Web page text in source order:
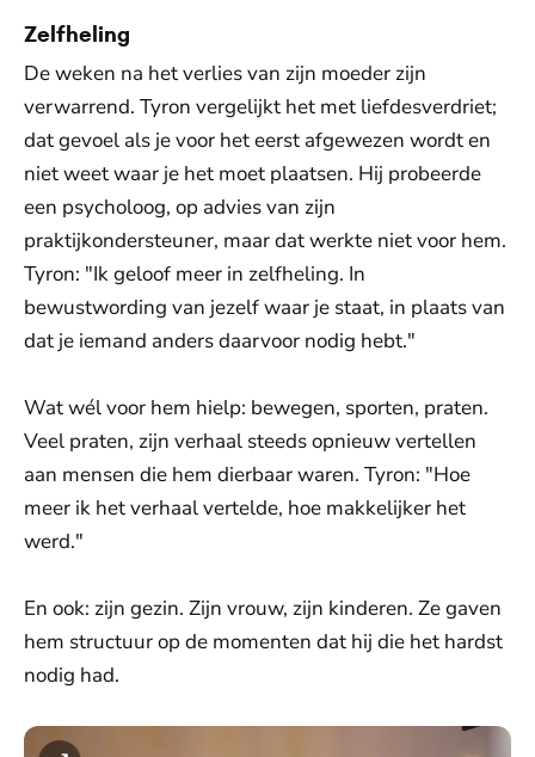
Zelfheling
De weken na het verlies van zijn moeder zijn
verwarrend. Tyron vergelijkt het met liefdesverdriet;
dat gevoel als je voor het eerst afgewezen wordt en
niet weet waar je het moet plaatsen. Hij probeerde
een psycholoog, op advies van zijn
praktijkondersteuner, maar dat werkte niet voor hem.
Tyron: "Ik geloof meer in zelfheling. In
bewustwording van jezelf waar je staat, in plaats van
dat je iemand anders daarvoor nodig hebt."
Wat wél voor hem hielp: bewegen, sporten, praten.
Veel praten, zijn verhaal steeds opnieuw vertellen
aan mensen die hem dierbaar waren. Tyron: "Hoe
meer ik het verhaal vertelde, hoe makkelijker het
werd."
En ook: zijn gezin. Zijn vrouw, zijn kinderen. Ze gaven
hem structuur op de momenten dat hij die het hardst
nodig had.